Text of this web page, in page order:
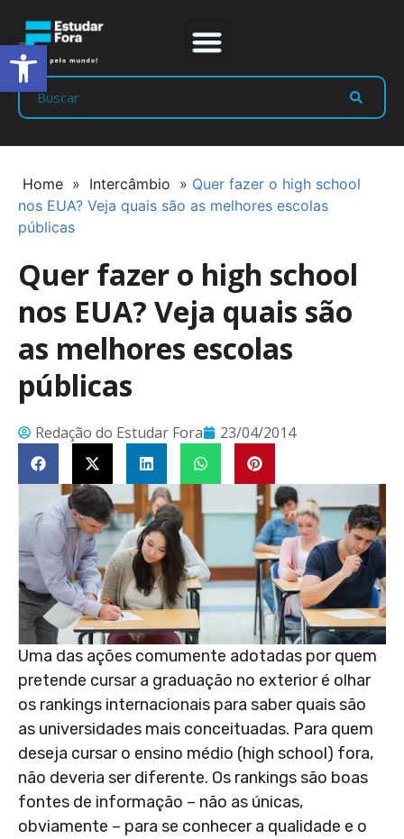
Home » Intercâmbio » Quer fazer o high school
nos EUA? Veja quais são as melhores escolas
públicas
Quer fazer o high school
nos EUA? Veja quais são
as melhores escolas
públicas
Redação do Estudar Fora 23/04/2014
Uma das ações comumente adotadas por quem
pretende cursar a graduação no exterior é olhar
os rankings internacionais para saber quais são
as universidades mais conceituadas. Para quem
deseja cursar o ensino médio (high school) fora,
não deveria ser diferente. Os rankings são boas
fontes de informação – não as únicas,
obviamente – para se conhecer a qualidade e o
Abrir a barra de ferramentas